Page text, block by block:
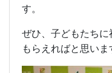
す。
ぜひ、子どもたち
もらえればと思いま